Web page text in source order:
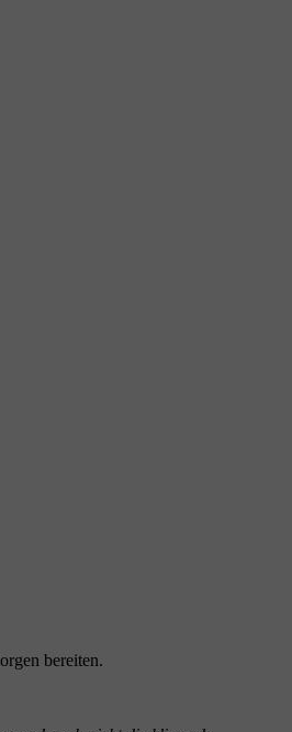
bereiten.